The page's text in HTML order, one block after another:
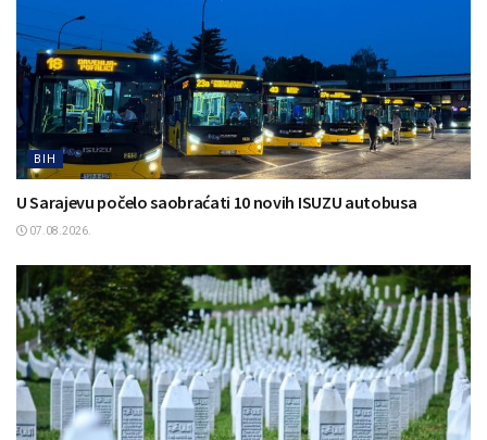
BIH
U Sarajevu počelo saobraćati 10 novih ISUZU autobusa
07.08.2026.